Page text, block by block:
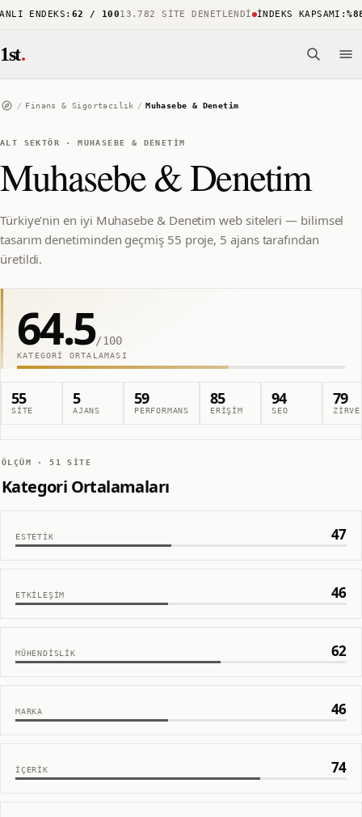
ENDEKS:62 / 10013.782 SITE DENETLENDI İNDEKS KAPSAMI:%88
1st.
/ Finans & Sigortacılık / Muhasebe & Denetim
ALT SEKTÖR ·MUHASEBE & DENETIM
Muhasebe & Denetim
Türkiye'nin en iyi Muhasebe & Denetim web siteleri — bilimsel
tasarım denetiminden geçmiş 55 proje, 5 ajans tarafından
üretildi.
64.5/100
KATEGORI ORTALAMASI
55
SITE
5
AJANS
59
PERFORMANS
85
ERIŞIM
94
SEO
79
ZIRVE
ÖLÇÜM · 51 SITE
Kategori Ortalamaları
ESTETIK 47
ETKILEŞIM 46
MÜHENDISLIK 62
MARKA 46
İÇERIK 74